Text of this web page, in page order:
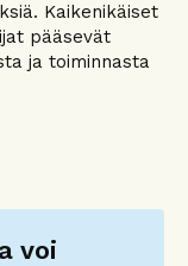
Kaikenikäiset
pääsevät
ja toiminnasta
voi